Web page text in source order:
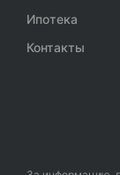
Ипотека
Контакты